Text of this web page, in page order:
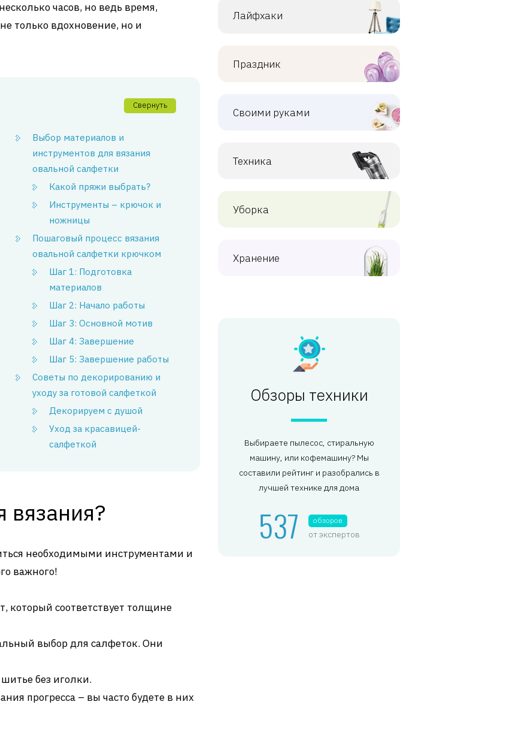
часов, но ведь время,
только вдохновение, но и
Свернуть
Выбор материалов и
инструментов для вязания
овальной салфетки
Какой пряжи выбрать?
Инструменты – крючок и
ножницы
Пошаговый процесс вязания
овальной салфетки крючком
Шаг 1: Подготовка
материалов
Шаг 2: Начало работы
Шаг 3: Основной мотив
Шаг 4: Завершение
Шаг 5: Завершение работы
Советы по декорированию и
уходу за готовой салфеткой
Декорируем с душой
Уход за красавицей-
салфеткой
вязания?
необходимыми инструментами и
важного!
который соответствует толщине
выбор для салфеток. Они
без иголки.
прогресса – вы часто будете в них
Лайфхаки
Праздник
Своими руками
Техника
Уборка
Хранение
Обзоры техники
Выбираете пылесос, стиральную
машину, или кофемашину? Мы
составили рейтинг и разобрались в
лучшей технике для дома
537 обзоров
от экспертов